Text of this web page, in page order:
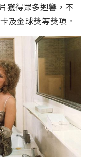
獲得眾多迴響，不
及金球獎等獎項。